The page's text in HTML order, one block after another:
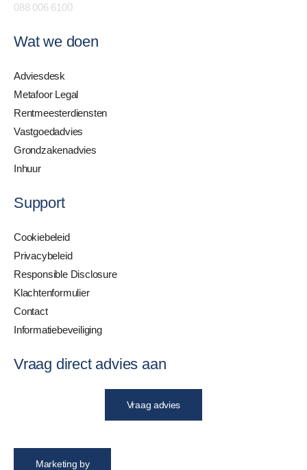
088 006 6100
Wat we doen
Adviesdesk
Metafoor Legal
Rentmeesterdiensten
Vastgoedadvies
Grondzakenadvies
Inhuur
Support
Cookiebeleid
Privacybeleid
Responsible Disclosure
Klachtenformulier
Contact
Informatiebeveiliging
Vraag direct advies aan
Vraag advies
Marketing by